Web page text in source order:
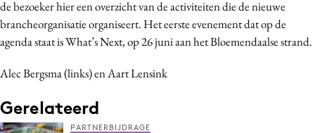
de bezoeker hier een overzicht van de activiteiten die de nieuwe
brancheorganisatie organiseert. Het eerste evenement dat op de
agenda staat is What’s Next, op 26 juni aan het Bloemendaalse strand.
Alec Bergsma (links) en Aart Lensink
Gerelateerd
PARTNERBIJDRAGE